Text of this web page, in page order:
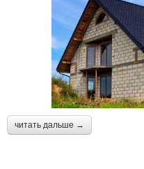
читать дальше →